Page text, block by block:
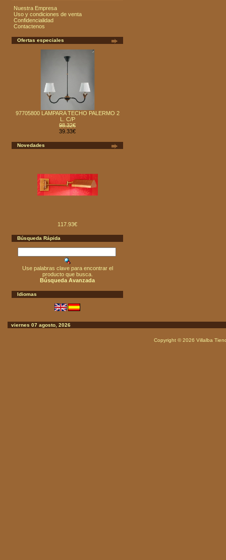
Nuestra Empresa
Uso y condiciones de venta
Confidencialidad
Contactenos
Ofertas especiales
97705800 LAMPARA TECHO PALERMO 2
L. C/P
98.32€
39.33€
Novedades
117.93€
Búsqueda Rápida
Use palabras clave para encontrar el
producto que busca.
Búsqueda Avanzada
Idiomas
viernes 07 agosto, 2026
Copyright © 2026 Villalba